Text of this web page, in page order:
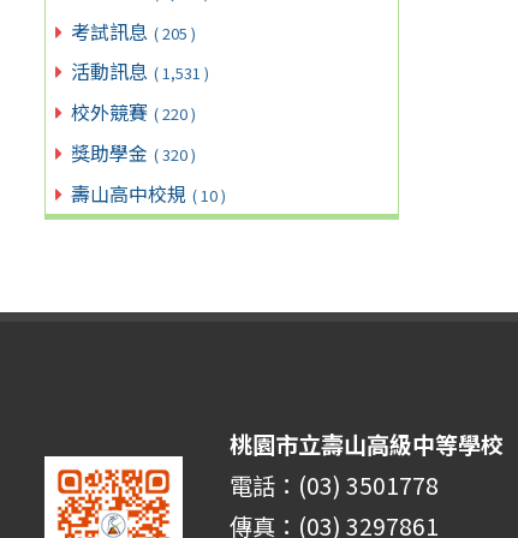
考試訊息 ( 205 )
活動訊息 ( 1,531 )
校外競賽 ( 220 )
獎助學金 ( 320 )
壽山高中校規 ( 10 )
桃園市立壽山高級中等學校
電話：(03) 3501778
傳真：(03) 3297861